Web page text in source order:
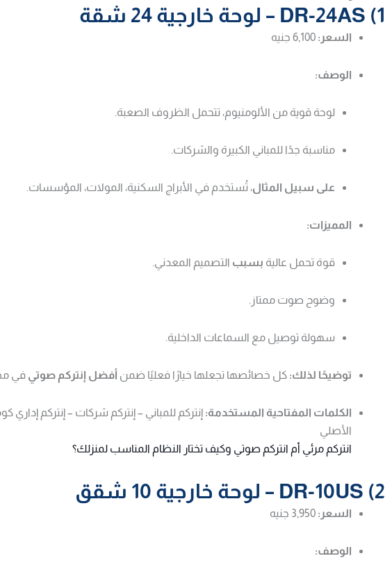
1) DR-24AS – لوحة خارجية 24 شقة
السعر:
الوصف:
لوحة قوية من الألومنيوم، تتحمل الظروف الصعبة.
مناسبة جدًا للمباني الكبيرة والشركات.
على سبيل المثال، تُستخدم في الأبراج السكنية، المولات، المؤسسات.
المميزات:
قوة تحمل عالية بسبب التصميم المعدني.
وضوح صوت ممتاز.
سهولة توصيل مع السماعات الداخلية.
توضيحًا لذلك: كل خصائصها تجعلها خيارًا فعليًا ضمن أفضل إنتركم صوتي في
الكلمات المفتاحية المستخدمة: إنتركم للمباني – إنتركم شركات – إنتركم
الأصلي
انتركم مرئي أم انتركم صوتي وكيف تختار النظام المناسب لمنزلك؟
2) DR-10US – لوحة خارجية 10 شقق
السعر:
الوصف: